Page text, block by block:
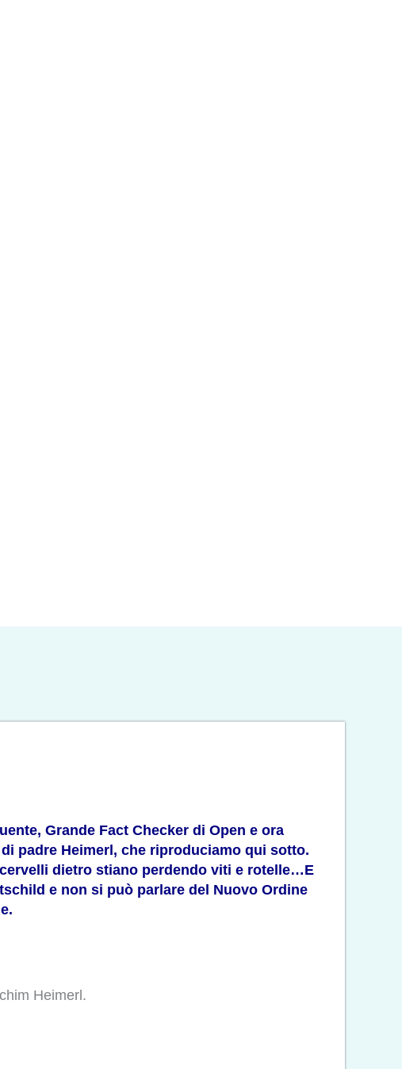
Grande Fact Checker di Open e ora
padre Heimerl, che riproduciamo qui sotto.
dietro stiano perdendo viti e rotelle…E
e non si può parlare del Nuovo Ordine
Heimerl.